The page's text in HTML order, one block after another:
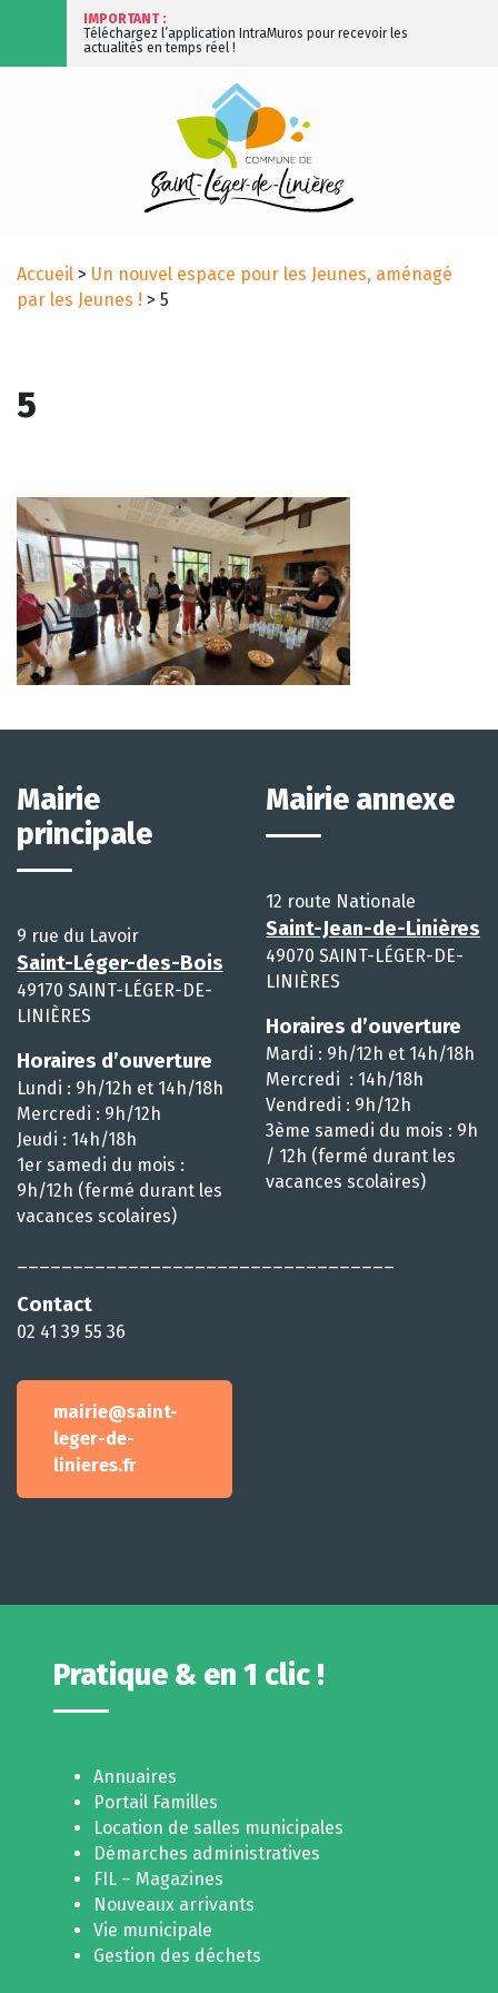
IMPORTANT :
Téléchargez l’application IntraMuros pour recevoir les
actualités en temps réel !
Accueil > Un nouvel espace pour les Jeunes, aménagé
par les Jeunes ! > 5
5
Mairie
principale
9 rue du Lavoir
Saint-Léger-des-Bois
49170 SAINT-LÉGER-DE-
LINIÈRES
Horaires d’ouverture
Lundi : 9h/12h et 14h/18h
Mercredi : 9h/12h
Jeudi : 14h/18h
1er samedi du mois :
9h/12h (fermé durant les
vacances scolaires)
Contact
02 41 39 55 36
mairie@saint-
leger-de-
linieres.fr
Mairie annexe
12 route Nationale
Saint-Jean-de-Linières
49070 SAINT-LÉGER-DE-
LINIÈRES
Horaires d’ouverture
Mardi : 9h/12h et 14h/18h
Mercredi : 14h/18h
Vendredi : 9h/12h
3ème samedi du mois : 9h
/ 12h (fermé durant les
vacances scolaires)
Pratique & en 1 clic !
Annuaires
Portail Familles
Location de salles municipales
Démarches administratives
FIL – Magazines
Nouveaux arrivants
Vie municipale
Gestion des déchets